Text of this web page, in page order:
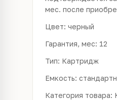
мес. после
Цвет: черный
Гарантия, мес: 12
Тип: Картридж
Емкость:
Категория